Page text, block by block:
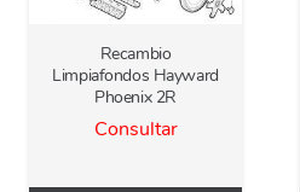
Recambio
Limpiafondos Hayward
Phoenix 2R
Consultar